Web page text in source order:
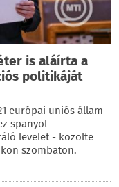
is aláírta a
politikáját
európai uniós állam-
spanyol
levelet - közölte
szombaton.